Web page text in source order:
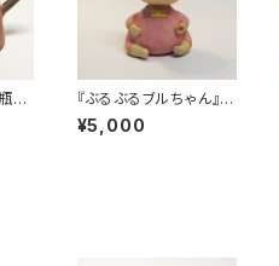
・
『ぶるぶるブルちゃん』フ
レンチブルドッグ置物
¥5,000